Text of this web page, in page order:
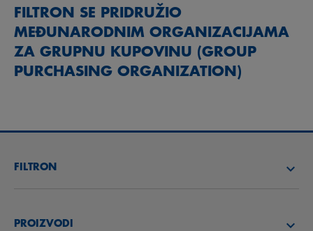
FILTRON SE PRIDRUŽIO
MEĐUNARODNIM ORGANIZACIJAMA
ZA GRUPNU KUPOVINU (GROUP
PURCHASING ORGANIZATION)
FILTRON
PRONAĐI DISTRIBUTERA
PROIZVODI